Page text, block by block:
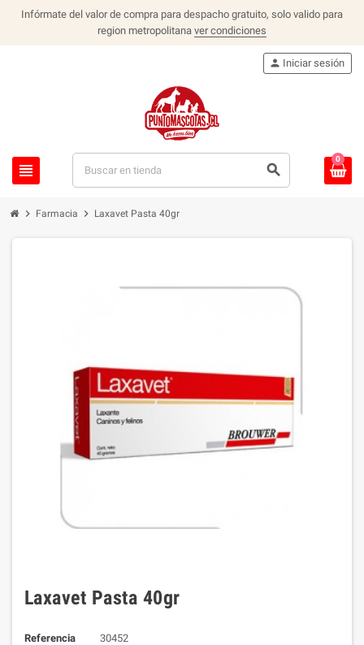
Infórmate del valor de compra para despacho gratuito, solo valido para
region metropolitana ver condiciones
view_headline search
person Iniciar sesión
0
chevron_right Farmacia chevron_right Laxavet Pasta 40gr
Laxavet Pasta 40gr
Referencia
30452